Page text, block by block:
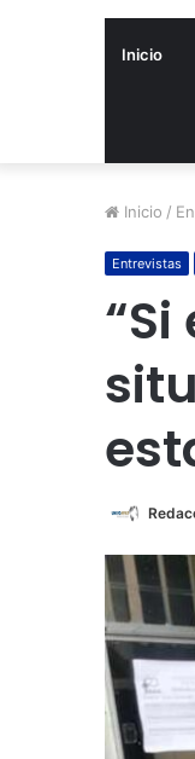
Inicio
Inicio /
Entrevistas